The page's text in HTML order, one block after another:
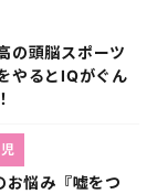
の頭脳スポーツ
るとIQがぐん
お悩み『嘘をつ